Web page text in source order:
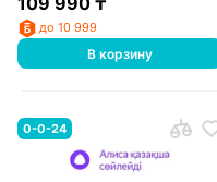
до 10 999
В корзину
0-0-24